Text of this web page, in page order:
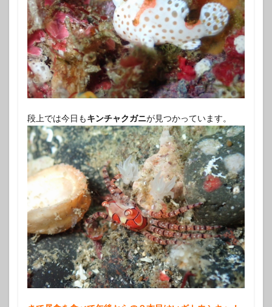
段上では今日もキンチャクガニが見つかっています。